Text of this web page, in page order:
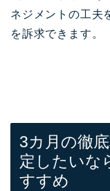
ネジメントの工夫
を訴求できます。
3カ月の徹
定したいな
すすめ